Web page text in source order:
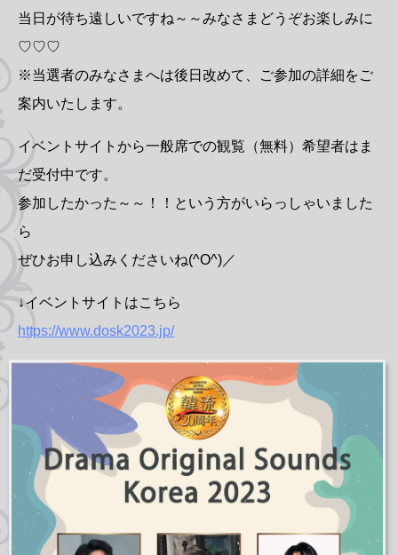
当日が待ち遠しいですね～～みなさまどうぞお楽しみに
♡♡♡
※当選者のみなさまへは後日改めて、ご参加の詳細をご
案内いたします。
イベントサイトから一般席での観覧（無料）希望者はま
だ受付中です。
参加したかった～～！！という方がいらっしゃいました
ら
ぜひお申し込みくださいね(^O^)／
↓イベントサイトはこちら
https://www.dosk2023.jp/